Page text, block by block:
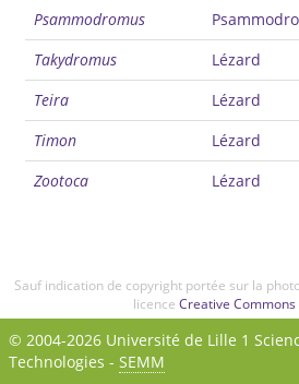
Psammodromus
Takydromus Lézard
Teira Lézard
Timon Lézard
Zootoca Lézard
Sauf indication de copyright portée sur la
licence Creative Commons
© 2004-2026 Université de Lille 1
Technologies - SEMM